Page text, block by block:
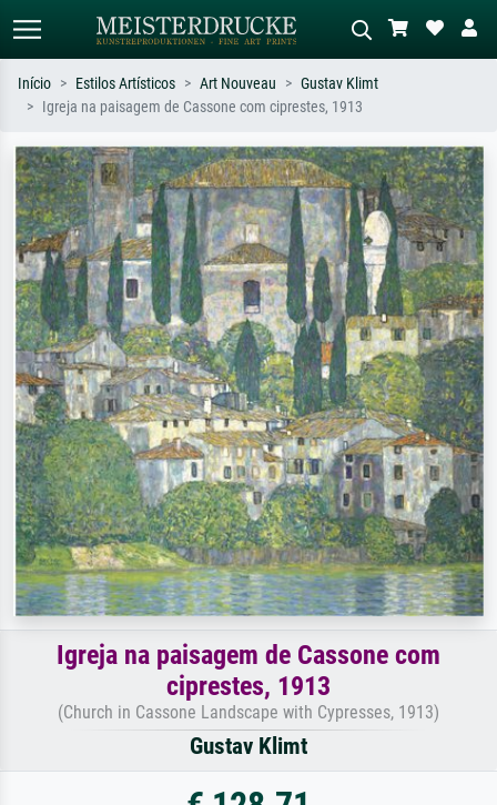
Pesquise por artista, título ou estilo –
ex: Monet, Noite Estrelada,
impressionismo, onda de Hokusai, nu.
Descreva a cena – ex: prado verde,
abstrato com muito vermelho, pintura
a óleo escura, nu em pé ao lado de
uma árvore.
Início Estilos Artísticos Art Nouveau
Gustav Klimt
Igreja na paisagem de Cassone com ciprestes, 1913
Igreja na paisagem de Cassone com
ciprestes, 1913
(Church in Cassone Landscape with Cypresses, 1913)
Gustav Klimt